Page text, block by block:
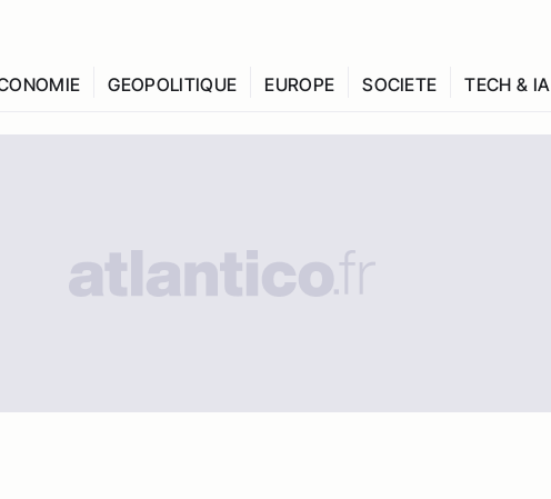
GEOPOLITIQUE EUROPE SOCIETE TECH & IA